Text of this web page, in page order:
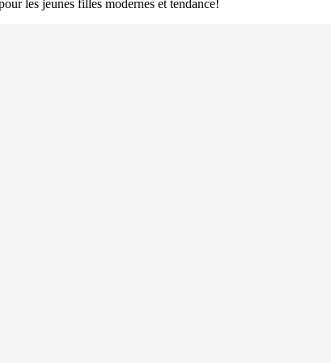
les jeunes filles modernes et tendance!